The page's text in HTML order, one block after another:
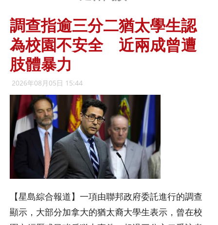
調查指逾三分二猶太學生認
為校園不安全 近兩成曾遭
肢體暴力
2026年08月05日 15:44
【星島綜合報道】一項由聯邦政府委託進行的調查
顯示，大部分加拿大的猶太裔大學生表示，曾在校